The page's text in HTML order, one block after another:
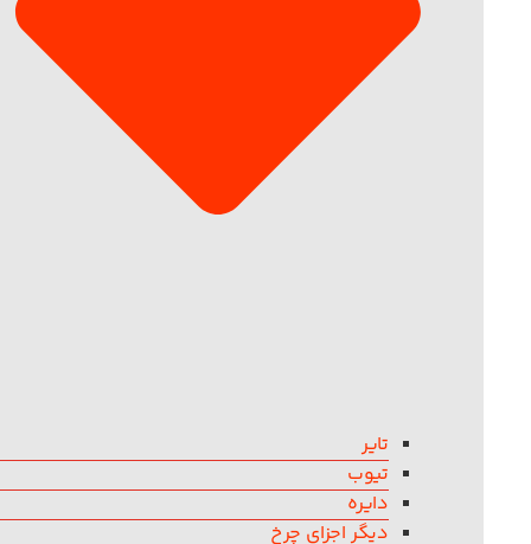
تایر
تیوب
دایره
دیگر اجزای چرخ